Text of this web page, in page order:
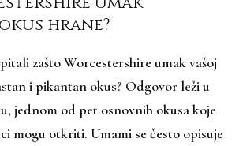
hrane?
zašto Worcestershire umak vašoj
i pikantan okus? Odgovor leži u
jednom od pet osnovnih okusa koje
mogu otkriti. Umami se često opisuje